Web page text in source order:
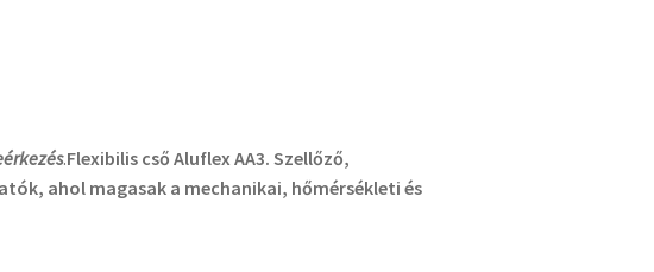
.Flexibilis cső Aluflex AA3. Szellőző,
ahol magasak a mechanikai, hőmérsékleti és